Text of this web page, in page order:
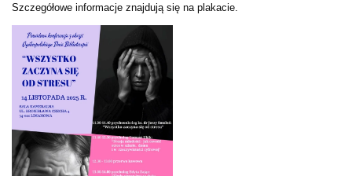
Szczegółowe informacje znajdują się na plakacie.